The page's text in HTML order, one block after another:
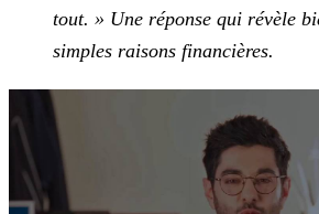
tout. » Une réponse qui révèle
simples raisons financières.